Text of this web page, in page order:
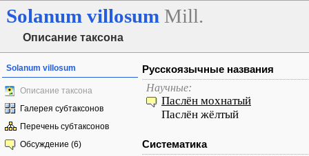
Solanum villosum Mill.
Описание таксона
Solanum villosum
Описание таксона
Галерея субтаксонов
Перечень субтаксонов
Обсуждение (6)
Русскоязычные названия
Научные:
Паслён мохнатый
Паслён жёлтый
Систематика